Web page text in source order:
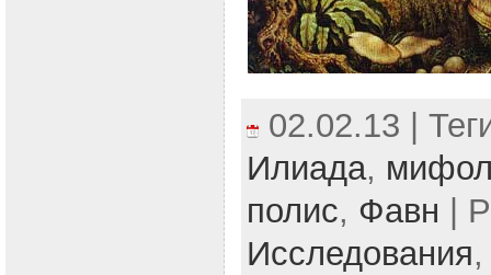
02.02.13 |
Илиада,
полис, Фавн |
Исследования